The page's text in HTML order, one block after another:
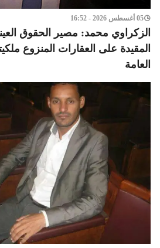
05 أغسطس 2026 - 16:52
الزكراوي محمد: مصير الحقوق
المقيدة على العقارات المنزوع
العامة